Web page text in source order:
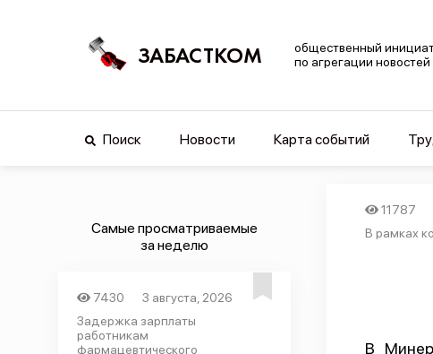
ЗАБАСТКОМ
общественный
по агрегации
Поиск Новости Карта событий
Самые просматриваемые
за неделю
7430
3 августа, 2026
Задержка зарплаты
работникам
фармацевтического
11787
В рамках
В